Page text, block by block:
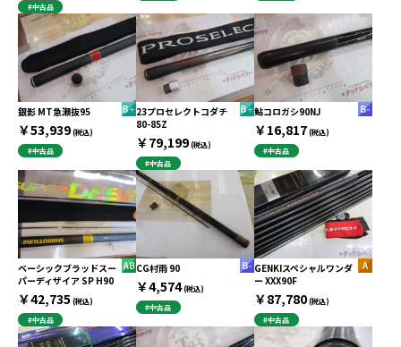
#中古品
銀影 MT急瀬抜95
￥53,939(税込)
#中古品
23プロセレクトコダチ
80-85Z
￥79,199(税込)
#中古品
鮎コロガシ90NJ
￥16,817(税込)
#中古品
ベーシックブラッドスー
パーディザイア SP H90
￥42,735 (税込)
#中古品
CG村雨 90
￥4,574(税込)
#中古品
GENKIスペシャルワンダ
ー XXX90F
￥87,780(税込)
#中古品